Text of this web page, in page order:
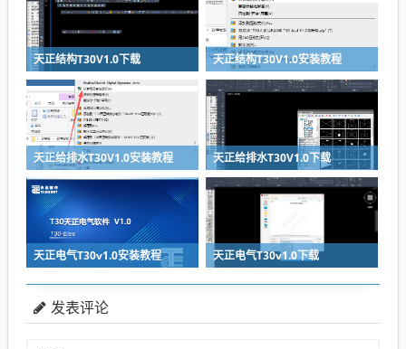
天正结构T30V1.0下载 天正结构T30V1.0安装教程
天正给排水T30V1.0安装教程 天正给排水T30V1.0下载
天正电气T30v1.0安装教程 天正电气T30v1.0下载
发表评论